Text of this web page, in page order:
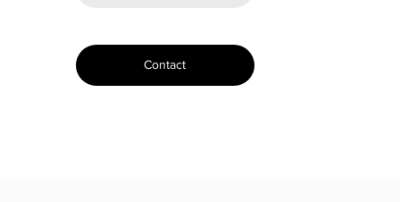
Contact